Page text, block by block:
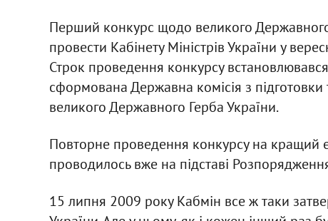
Перший конкурс щодо великого
провести Кабінету Міністрів України у
Строк проведення конкурсу
сформована Державна комісія з
великого Державного Герба України.
Повторне проведення конкурсу на кращий
проводилось вже на підставі
15 липня 2009 року Кабмін все ж таки